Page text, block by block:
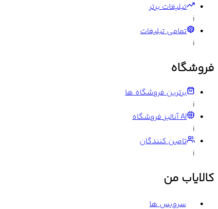
تبلیغات برتر
i
تمامی تبلیغات
i
فروشگاه
برترین فروشگاه ها
i
AI آنالیز فروشگاه
i
تامین کنندگان
i
کالایاب من
سرویس ها